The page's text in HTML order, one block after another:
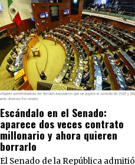
Escándalo en el Senado:
aparece dos veces contrato
millonario y ahora quieren
borrarlo
El Senado de la República admitió